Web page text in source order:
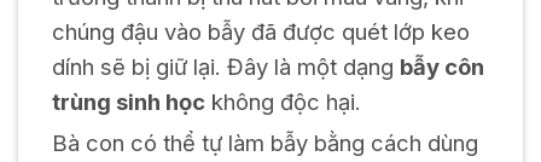
chúng đậu vào bẫy đã được quét lớp keo
dính sẽ bị giữ lại. Đây là một dạng bẫy côn
trùng sinh học không độc hại.
Bà con có thể tự làm bẫy bằng cách dùng